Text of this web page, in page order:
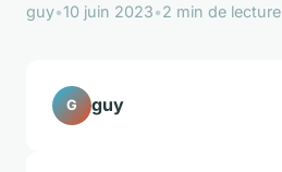
guy•10 juin 2023•2 min de lecture
G guy